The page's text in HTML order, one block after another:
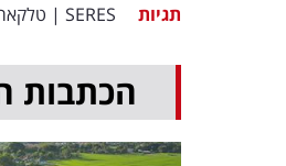
תגיות SERES
|
הכתבות